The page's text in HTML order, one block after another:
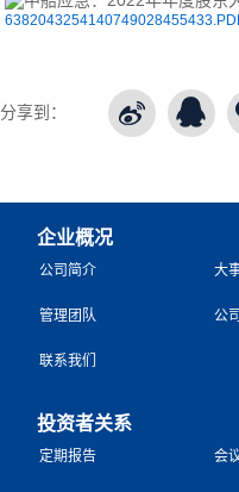
分享到：
企业概况
公司简介 大
管理团队 公
联系我们
投资者关系
定期报告 会